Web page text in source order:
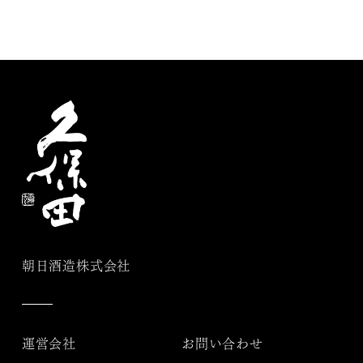
朝日酒造株式会社
運営会社 お問い合わせ